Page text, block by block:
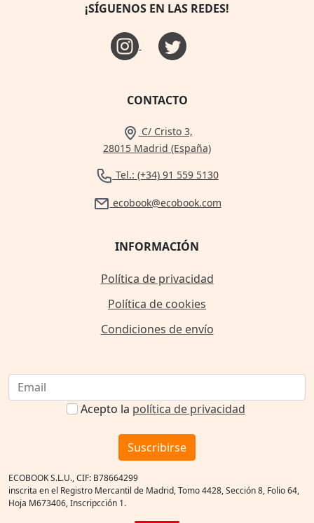
¡SÍGUENOS EN LAS REDES!
CONTACTO
C/ Cristo 3,
28015 Madrid (España)
Tel.: (+34) 91 559 5130
ecobook@ecobook.com
INFORMACIÓN
Política de privacidad
Política de cookies
Condiciones de envío
Acepto la política de privacidad
Suscribirse
ECOBOOK S.L.U., CIF: B78664299
inscrita en el Registro Mercantil de Madrid, Tomo 4428, Sección 8, Folio 64,
Hoja M673406, Inscripcción 1.